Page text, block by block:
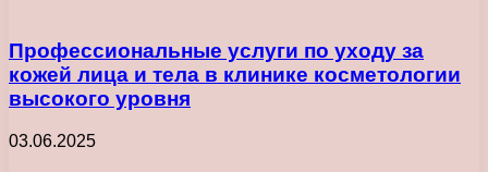
Профессиональные услуги по уходу за
кожей лица и тела в клинике косметологии
высокого уровня
03.06.2025